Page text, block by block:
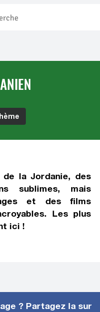
la Jordanie, des
sublimes, mais
et des films
Les plus
ici !
? Partagez la sur